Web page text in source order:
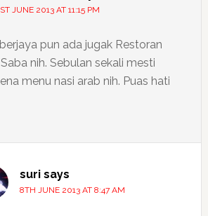
JUNE 2013 AT 11:15 PM
pun ada jugak Restoran
nih. Sebulan sekali mesti
menu nasi arab nih. Puas hati
suri says
8TH JUNE 2013 AT 8:47 AM